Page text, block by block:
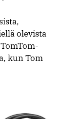
olevista
kun Tom